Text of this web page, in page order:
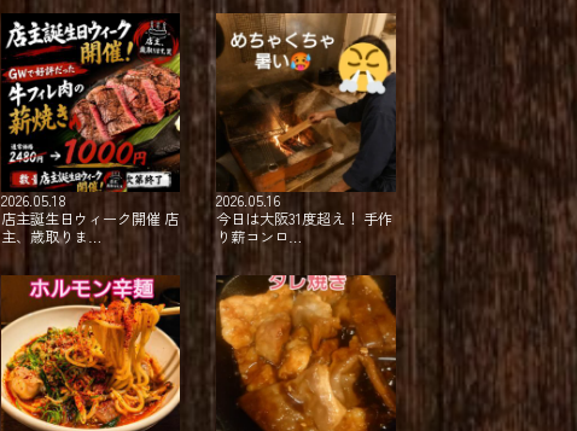
2026.05.18
店主誕生日ウィーク開催 店
主、歳取りま…
2026.05.16
今日は大阪31度超え！⁡ ⁡手作
り薪コンロ…